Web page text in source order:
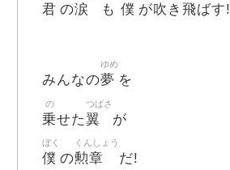
君 の涙 も 僕 が吹 き 飛ばす!
みんなの夢
ゆめ
を
乗
の
せた 翼
つばさ
が
僕
ぼく
の勲章
くんしょう
だ!